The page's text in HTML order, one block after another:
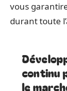
vous
durant toute
continu
le